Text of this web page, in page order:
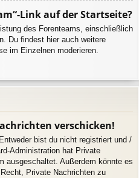
Link auf der Startseite?
des Forenteams, einschließlich
Du findest hier auch weitere
im Einzelnen moderieren.
verschicken!
bist du nicht registriert und /
Administration hat Private
ausgeschaltet. Außerdem könnte es
Private Nachrichten zu